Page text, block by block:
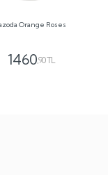
Orange Roses
1460,90 TL